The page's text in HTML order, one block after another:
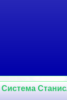
Система